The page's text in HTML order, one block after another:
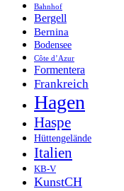
Bahnhof
Bergell
Bernina
Bodensee
Côte d’Azur
Formentera
Frankreich
Hagen
Haspe
Hüttengelände
Italien
KB-V
KunstCH